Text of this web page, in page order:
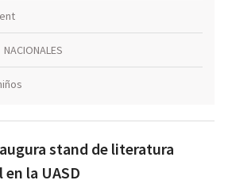
NACIONALES
stand de literatura
la UASD